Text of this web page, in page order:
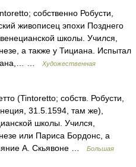
собственно Робусти,
живописец эпохи Позднего
школы. Учился,
а также у Тициана. Испытал
…
Художественная
(Tintoretto; собств. Робусти,
31.5.1594, там же),
школы. Учился,
или Париса Бордонс, а
А. Скьявоне …
Большая